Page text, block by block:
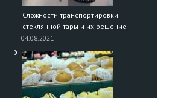
Сложности транспортировки
стеклянной тары и их решение
04.08.2021